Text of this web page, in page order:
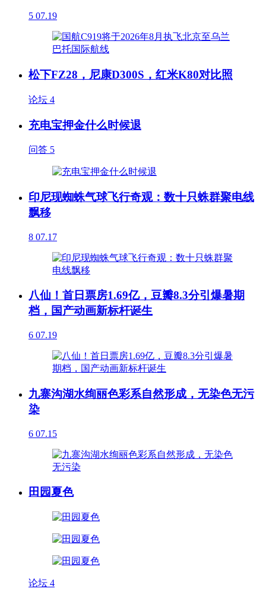
5 07.19
松下FZ28，尼康D300S，红米K80对比照
论坛 4
充电宝押金什么时候退
问答 5
印尼现蜘蛛气球飞行奇观：数十只蛛群聚电线
飘移
8 07.17
八仙！首日票房1.69亿，豆瓣8.3分引爆暑期
档，国产动画新标杆诞生
6 07.19
九寨沟湖水绚丽色彩系自然形成，无染色无污
染
6 07.15
田园夏色
论坛 4